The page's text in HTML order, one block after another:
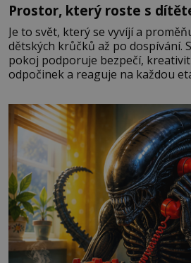
Prostor, který roste s
Je to svět, který se vyvíjí a
dětských krůčků až po dospívání.
pokoj podporuje bezpečí,
odpočinek a reaguje na každou
měkkost a bezpečí, proto by
především klidně a útulně.